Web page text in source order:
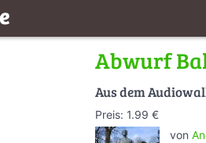
Abwurf
Aus dem
Preis: 1.99 €
von